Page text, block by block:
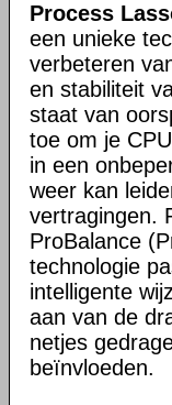
Process
een unieke
verbeteren
en stabiliteit
staat van
toe om je
in een
weer kan
vertragingen.
ProBalance
technologie
intelligente
aan van de
netjes
beïnvloeden.